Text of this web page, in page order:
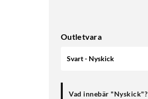
Outletvara
Svart - Nyskick
Vad innebär "Nyskick"?